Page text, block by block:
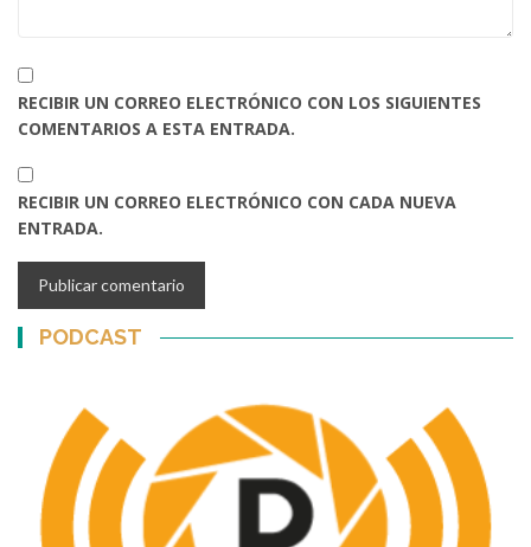
RECIBIR UN CORREO ELECTRÓNICO CON LOS SIGUIENTES
COMENTARIOS A ESTA ENTRADA.
RECIBIR UN CORREO ELECTRÓNICO CON CADA NUEVA
ENTRADA.
PODCAST